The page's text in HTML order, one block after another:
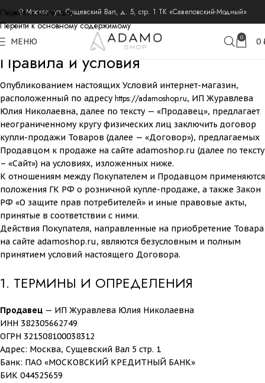
Перейти к навигации
Перейти к основному содержимому
⚲ Москва, ул. Сущевский Вал, д. 5, стр. 1 ТК «Савеловский-Модный»
МЕНЮ 0 0
Правила и условия
Опубликованием настоящих Условий интернет-магазин,
расположенный по адресуhttps://adamoshop.ru, ИП Журавлева
Юлия Николаевна, далее по тексту — «Продавец», предлагает
неограниченному кругу физических лиц заключить договор
купли-продажи Товаров (далее — «Договор»), предлагаемых
Продавцом к продаже на сайте adamoshop.ru (далее по тексту
– «Сайт») на условиях, изложенных ниже.
К отношениям между Покупателем и Продавцом применяются
положения ГК РФ о розничной купле-продаже, а также Закон
РФ «О защите прав потребителей» и иные правовые акты,
принятые в соответствии с ними.
Действия Покупателя, направленные на приобретение Товара
на сайте adamoshop.ru, являются безусловным и полным
принятием условий настоящего Договора.
1. ТЕРМИНЫ И ОПРЕДЕЛЕНИЯ
Продавец — ИП Журавлева Юлия Николаевна
ИНН 382305662749
ОГРН 321508100038312
Адрес: Москва, Сущевский Вал 5 стр. 1
Банк: ПАО «МОСКОВСКИЙ КРЕДИТНЫЙ БАНК»
БИК 044525659